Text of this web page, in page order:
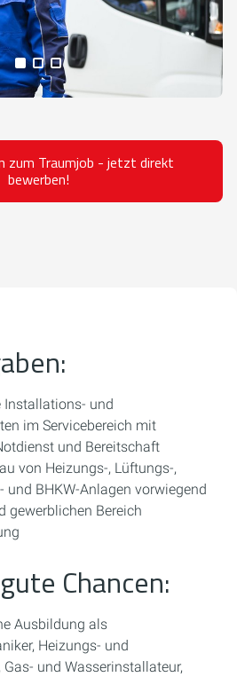
Alle Medien anzeigen
zum Traumjob - jetzt direkt
bewerben!
Installations- und
im Servicebereich mit
und Bereitschaft
von Heizungs-, Lüftungs-,
und BHKW-Anlagen vorwiegend
gewerblichen Bereich
Chancen:
Ausbildung als
Heizungs- und
Gas- und Wasserinstallateur,